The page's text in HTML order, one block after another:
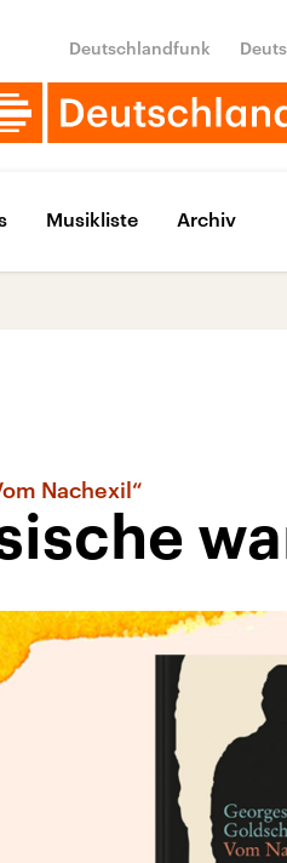
Deutschlandfunk
Musikliste Archiv
Nachexil“